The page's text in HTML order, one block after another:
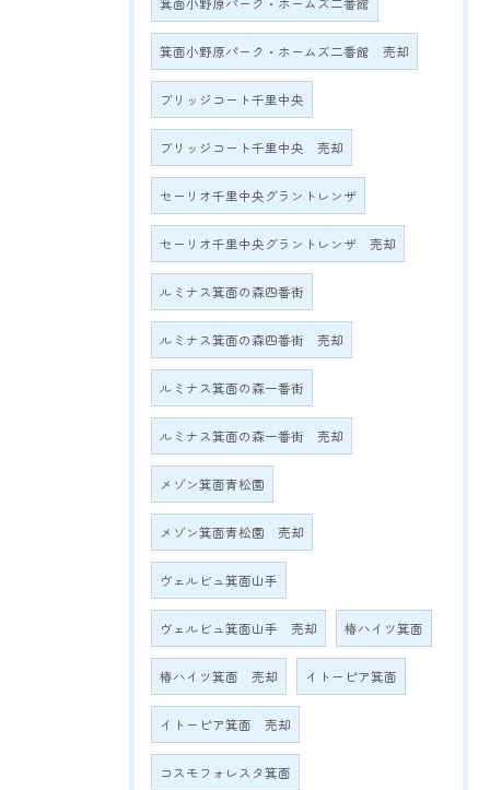
箕面小野原パーク・ホームズ二番館 売却
ブリッジコート千里中央
ブリッジコート千里中央 売却
セーリオ千里中央グラントレンザ
セーリオ千里中央グラントレンザ 売却
ルミナス箕面の森四番街
ルミナス箕面の森四番街 売却
ルミナス箕面の森一番街
ルミナス箕面の森一番街 売却
メゾン箕面青松園
メゾン箕面青松園 売却
ヴェルビュ箕面山手
ヴェルビュ箕面山手 売却 椿ハイツ箕面
椿ハイツ箕面 売却 イトーピア箕面
イトーピア箕面 売却
コスモフォレスタ箕面